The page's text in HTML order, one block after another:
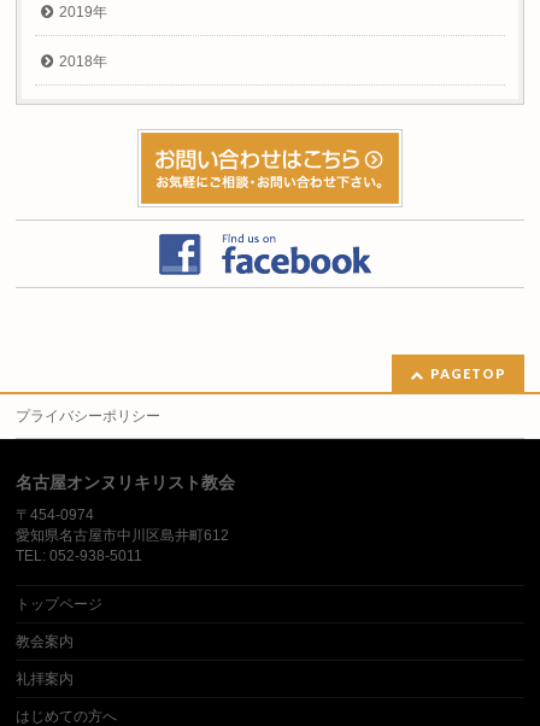
2019年
2018年
PAGETOP
プライバシーポリシー
名古屋オンヌリキリスト教会
〒454-0974
愛知県名古屋市中川区島井町612
TEL: 052-938-5011
トップページ
教会案内
礼拝案内
はじめての方へ